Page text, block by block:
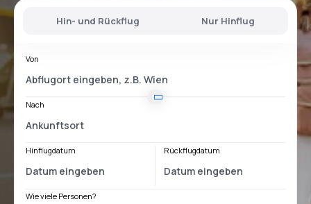
Hin- und Rückflug Nur Hinflug
Von
Nach
Hinflugdatum Rückflugdatum
Wie viele Personen?